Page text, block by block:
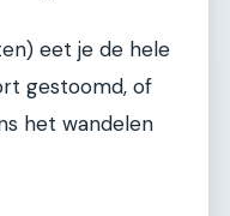
eet je de hele
gestoomd, of
het wandelen